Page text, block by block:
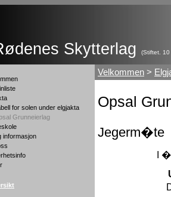
Skytterlag (Stiftet.
for solen under elgjakta
Grunneierlag
informasjon
Velkommen >
Opsal
Jegerm�te
I